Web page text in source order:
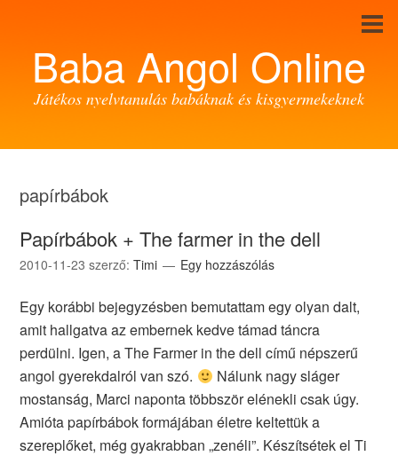
Baba Angol Online
Játékos nyelvtanulás babáknak és kisgyermekeknek
papírbábok
Papírbábok + The farmer in the dell
2010-11-23 szerző:Timi Egy hozzászólás
Egy korábbi bejegyzésben bemutattam egy olyan dalt,
amit hallgatva az embernek kedve támad táncra
perdülni. Igen, a The Farmer in the dell című népszerű
angol gyerekdalról van szó.
Nálunk nagy sláger
mostanság, Marci naponta többször elénekli csak úgy.
Amióta papírbábok formájában életre keltettük a
szereplőket, még gyakrabban „zenéli”. Készítsétek el Ti